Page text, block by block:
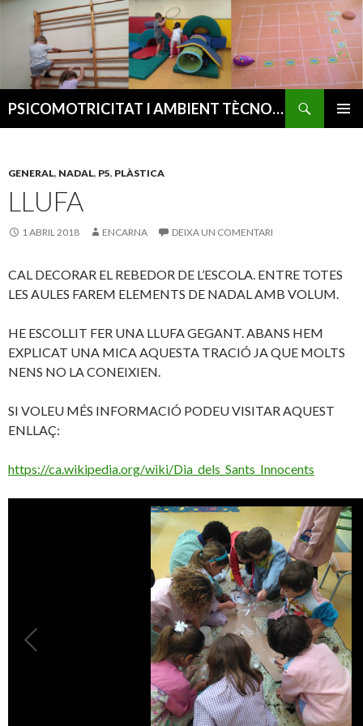
PSICOMOTRICITAT I AMBIENT TÈCNOLÒGIC
GENERAL, NADAL, P5, PLÀSTICA
LLUFA
1 ABRIL 2018 ENCARNA DEIXA UN COMENTARI
CAL DECORAR EL REBEDOR DE L’ESCOLA. ENTRE TOTES
LES AULES FAREM ELEMENTS DE NADAL AMB VOLUM.
HE ESCOLLIT FER UNA LLUFA GEGANT. ABANS HEM
EXPLICAT UNA MICA AQUESTA TRACIÓ JA QUE MOLTS
NENS NO LA CONEIXIEN.
SI VOLEU MÉS INFORMACIÓ PODEU VISITAR AQUEST
ENLLAÇ:
https://ca.wikipedia.org/wiki/Dia_dels_Sants_Innocents